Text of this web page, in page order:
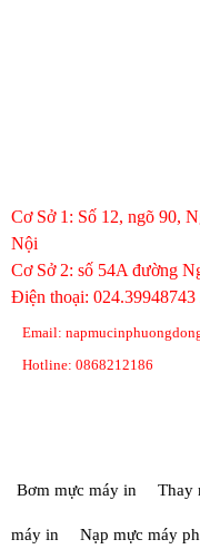
Cơ Sở 1: Số 12, ngõ 90,
Nội
Cơ Sở 2: số 54A đường
Điện thoại: 024.39948743
Email:
Hotline: 0868212186
Bơm mực máy in Thay
máy in Nạp mực máy